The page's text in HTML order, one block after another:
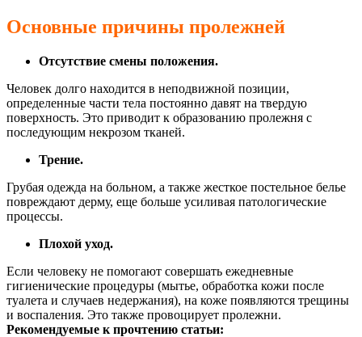
Основные причины пролежней
Отсутствие смены положения.
Человек долго находится в неподвижной позиции,
определенные части тела постоянно давят на твердую
поверхность. Это приводит к образованию пролежня с
последующим некрозом тканей.
Трение.
Грубая одежда на больном, а также жесткое постельное белье
повреждают дерму, еще больше усиливая патологические
процессы.
Плохой уход.
Если человеку не помогают совершать ежедневные
гигиенические процедуры (мытье, обработка кожи после
туалета и случаев недержания), на коже появляются трещины
и воспаления. Это также провоцирует пролежни.
Рекомендуемые к прочтению статьи: